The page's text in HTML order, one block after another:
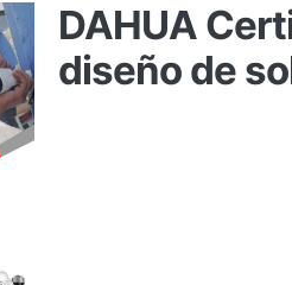
DAHUA
diseño de